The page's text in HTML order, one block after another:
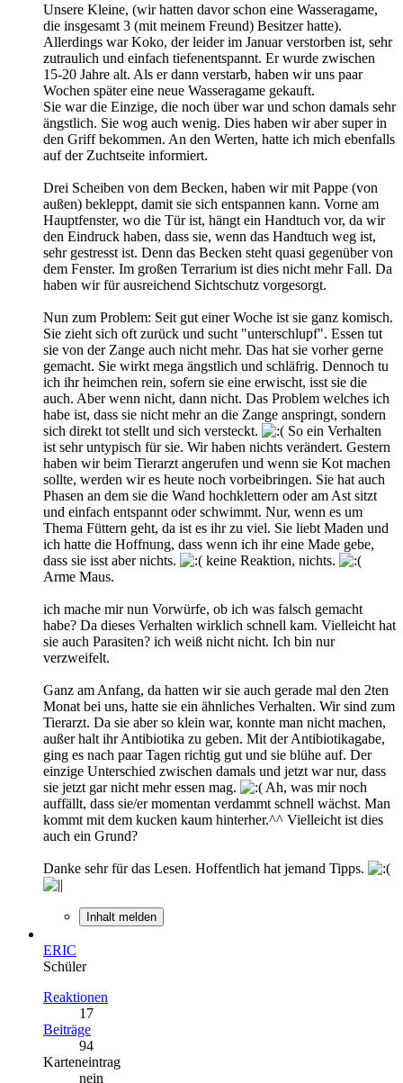
Unsere Kleine, (wir hatten davor schon eine Wasseragame,
die insgesamt 3 (mit meinem Freund) Besitzer hatte).
Allerdings war Koko, der leider im Januar verstorben ist, sehr
zutraulich und einfach tiefenentspannt. Er wurde zwischen
15-20 Jahre alt. Als er dann verstarb, haben wir uns paar
Wochen später eine neue Wasseragame gekauft.
Sie war die Einzige, die noch über war und schon damals sehr
ängstlich. Sie wog auch wenig. Dies haben wir aber super in
den Griff bekommen. An den Werten, hatte ich mich ebenfalls
auf der Zuchtseite informiert.
Drei Scheiben von dem Becken, haben wir mit Pappe (von
außen) bekleppt, damit sie sich entspannen kann. Vorne am
Hauptfenster, wo die Tür ist, hängt ein Handtuch vor, da wir
den Eindruck haben, dass sie, wenn das Handtuch weg ist,
sehr gestresst ist. Denn das Becken steht quasi gegenüber von
dem Fenster. Im großen Terrarium ist dies nicht mehr Fall. Da
haben wir für ausreichend Sichtschutz vorgesorgt.
Nun zum Problem: Seit gut einer Woche ist sie ganz komisch.
Sie zieht sich oft zurück und sucht "unterschlupf". Essen tut
sie von der Zange auch nicht mehr. Das hat sie vorher gerne
gemacht. Sie wirkt mega ängstlich und schläfrig. Dennoch tu
ich ihr heimchen rein, sofern sie eine erwischt, isst sie die
auch. Aber wenn nicht, dann nicht. Das Problem welches ich
habe ist, dass sie nicht mehr an die Zange anspringt, sondern
sich direkt tot stellt und sich versteckt.
So ein Verhalten
ist sehr untypisch für sie. Wir haben nichts verändert. Gestern
haben wir beim Tierarzt angerufen und wenn sie Kot machen
sollte, werden wir es heute noch vorbeibringen. Sie hat auch
Phasen an dem sie die Wand hochklettern oder am Ast sitzt
und einfach entspannt oder schwimmt. Nur, wenn es um
Thema Füttern geht, da ist es ihr zu viel. Sie liebt Maden und
ich hatte die Hoffnung, dass wenn ich ihr eine Made gebe,
dass sie isst aber nichts.
keine Reaktion, nichts.
Arme Maus.
ich mache mir nun Vorwürfe, ob ich was falsch gemacht
habe? Da dieses Verhalten wirklich schnell kam. Vielleicht hat
sie auch Parasiten? ich weiß nicht nicht. Ich bin nur
verzweifelt.
Ganz am Anfang, da hatten wir sie auch gerade mal den 2ten
Monat bei uns, hatte sie ein ähnliches Verhalten. Wir sind zum
Tierarzt. Da sie aber so klein war, konnte man nicht machen,
außer halt ihr Antibiotika zu geben. Mit der Antibiotikagabe,
ging es nach paar Tagen richtig gut und sie blühe auf. Der
einzige Unterschied zwischen damals und jetzt war nur, dass
sie jetzt gar nicht mehr essen mag.
Ah, was mir noch
auffällt, dass sie/er momentan verdammt schnell wächst. Man
kommt mit dem kucken kaum hinterher.^^ Vielleicht ist dies
auch ein Grund?
Danke sehr für das Lesen. Hoffentlich hat jemand Tipps.
Inhalt melden
ERIC
Schüler
Reaktionen
17
Beiträge
94
Karteneintrag
nein